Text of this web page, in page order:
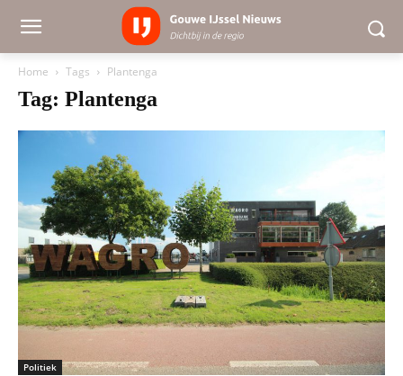
Home Tags Plantenga
Tag: Plantenga
Politiek